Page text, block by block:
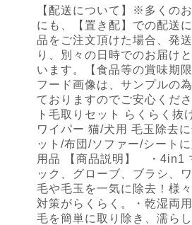
【配送について】※多くの
にも、【置き配】での配送
品をご注文頂けた場合、発
り、別々の日時でのお届け
います。【食品等の賞味期
フード画像は、サンプルの
ておりますのでご安心くだ
ト毛取りセット らくらく
ワイパー 猫/犬用 毛玉除去
ット/布団/ソファー/シート
用品 【商品説明】 ・4in1
ック、グローブ、ブラシ、
毛や毛玉を一気に除去！様
対策がらくらく。・乾湿両
毛を簡単に取り除き、濡ら